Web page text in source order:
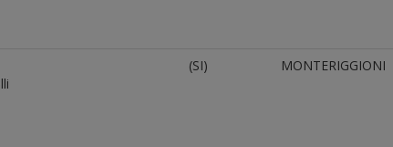
(SI) MONTERIGGIONI